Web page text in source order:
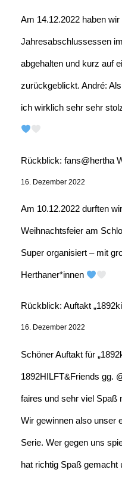
Am 14.12.2022 haben
Jahresabschlussessen
abgehalten und kurz auf
zurückgeblickt. André:
ich wirklich sehr sehr
Rückblick: fans@hertha
16. Dezember 2022
Am 10.12.2022 durften
Weihnachtsfeier am
Super organisiert – mit
Herthaner*innen
Rückblick: Auftakt
16. Dezember 2022
Schöner Auftakt für
1892HILFT&Friends gg.
faires und sehr viel Spaß
Wir gewinnen also unser
Serie. Wer gegen uns
hat richtig Spaß gemacht